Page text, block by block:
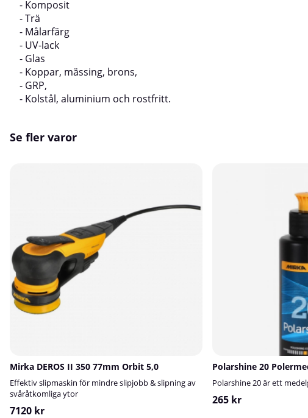
- Komposit
- Trä
- Målarfärg
- UV-lack
- Glas
- Koppar, mässing, brons,
- GRP,
- Kolstål, aluminium och rostfritt.
Se fler varor
Mirka DEROS II 350 77mm Orbit 5,0
Effektiv slipmaskin för mindre slipjobb & slipning av
svåråtkomliga ytor
7120 kr
Polarshine 20
Polarshine 20 är ett
265 kr